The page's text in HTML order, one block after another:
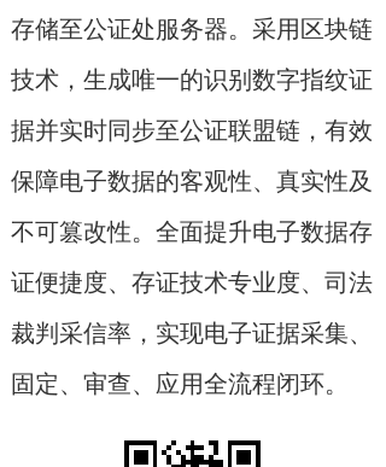
存储至公证处服务器。采用区块链
技术，生成唯一的识别数字指纹证
据并实时同步至公证联盟链，有效
保障电子数据的客观性、真实性及
不可篡改性。全面提升电子数据存
证便捷度、存证技术专业度、司法
裁判采信率，实现电子证据采集、
固定、审查、应用全流程闭环。